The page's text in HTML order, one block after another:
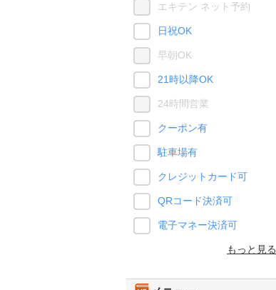
エキテン ネット予約
日祝OK
早朝OK
21時以降OK
24時間営業
クーポン有
駐車場有
クレジットカード可
QRコード決済可
電子マネー決済可
もっと見る